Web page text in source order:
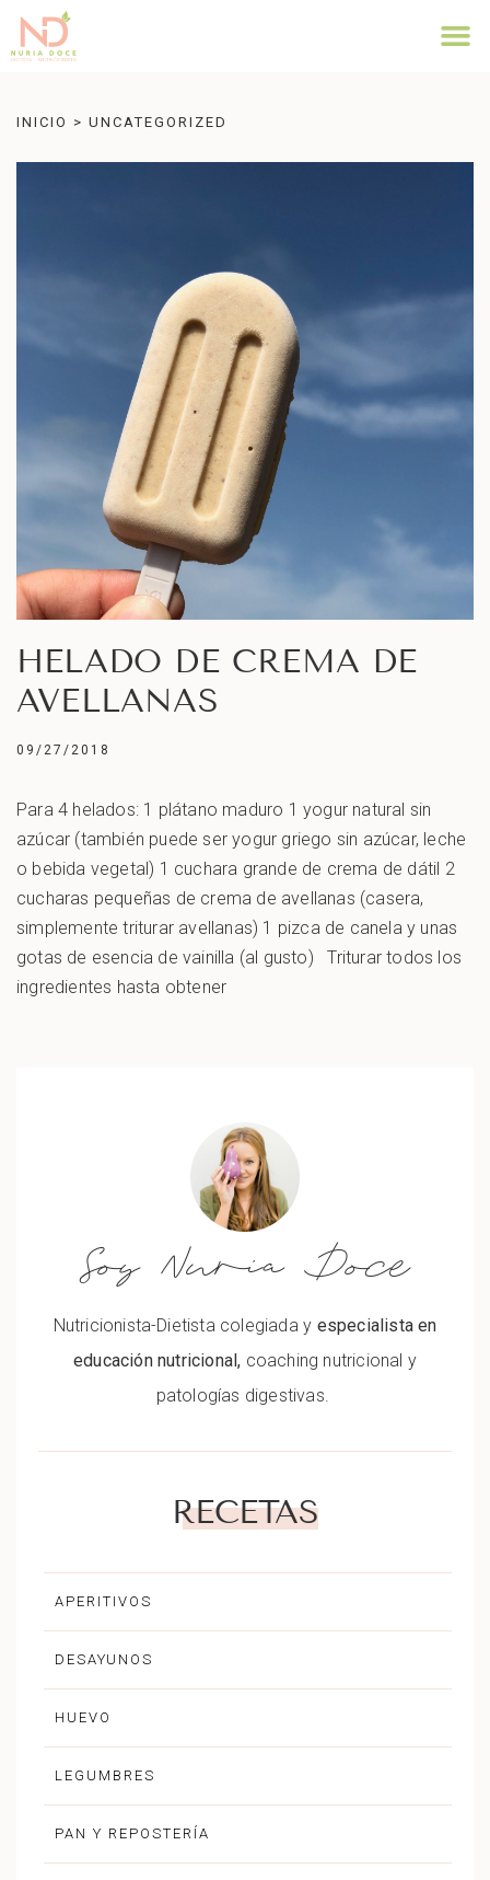
INICIO > UNCATEGORIZED
HELADO DE CREMA DE
AVELLANAS
09/27/2018
Para 4 helados: 1 plátano maduro 1 yogur natural sin
azúcar (también puede ser yogur griego sin azúcar, leche
o bebida vegetal) 1 cuchara grande de crema de dátil 2
cucharas pequeñas de crema de avellanas (casera,
simplemente triturar avellanas) 1 pizca de canela y unas
gotas de esencia de vainilla (al gusto) Triturar todos los
ingredientes hasta obtener
Soy Nuria Doce
Nutricionista-Dietista colegiada y especialista en
educación nutricional, coaching nutricional y
patologías digestivas.
RECETAS
APERITIVOS
DESAYUNOS
HUEVO
LEGUMBRES
PAN Y REPOSTERÍA